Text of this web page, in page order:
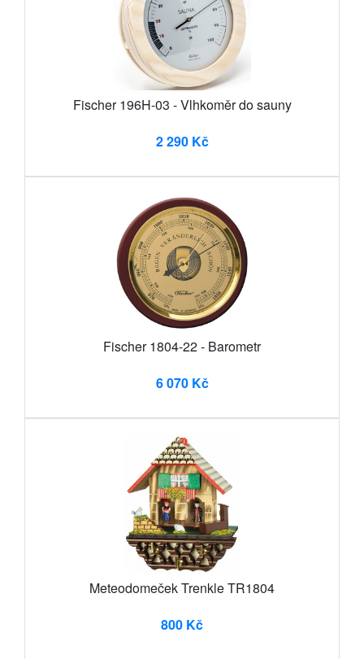
Fischer 196H-03 - Vlhkoměr do sauny
2 290 Kč
Fischer 1804-22 - Barometr
6 070 Kč
Meteodomeček Trenkle TR1804
800 Kč